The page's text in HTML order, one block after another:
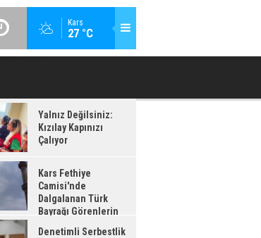
Kars
27 °C
SERBESTLIK YÜKÜMLÜLERINDEN OKULA TEMIZLIK
Yalnız Değilsiniz:
Kızılay Kapınızı
Çalıyor
Kars Fethiye
Camisi'nde
Dalgalanan Türk
Bayrağı Görenlerin
Denetimli Serbestlik